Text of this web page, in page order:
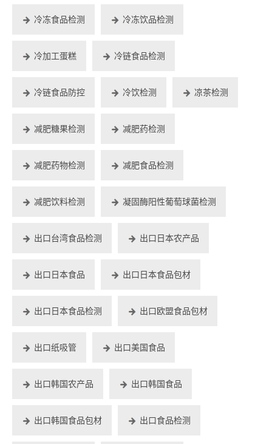
冷冻食品检测 冷冻饮品检测
冷加工蛋糕 冷链食品检测
冷链食品防控 冷饮检测 凉茶检测
减肥糖果检测 减肥药检测
减肥药物检测 减肥食品检测
减肥饮料检测 凝固酶阳性葡萄球菌检测
出口台湾食品检测 出口日本农产品
出口日本食品 出口日本食品包材
出口日本食品检测 出口欧盟食品包材
出口纸吸管 出口美国食品
出口韩国农产品 出口韩国食品
出口韩国食品包材 出口食品检测